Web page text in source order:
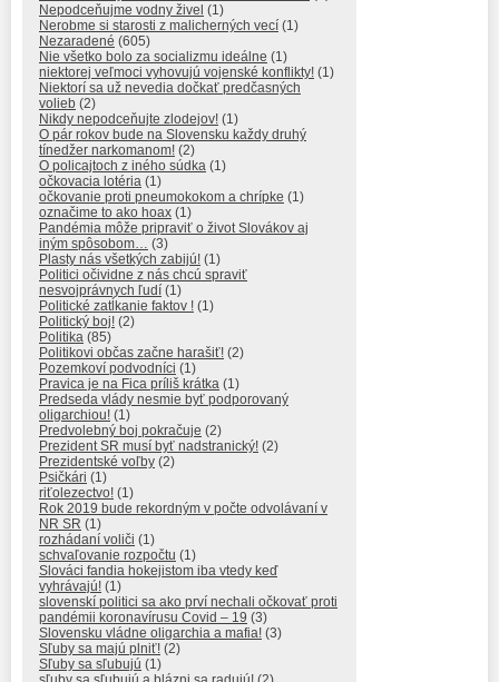
Nepodceňujme vodny živel (1)
Nerobme si starosti z malicherných vecí (1)
Nezaradené (605)
Nie všetko bolo za socializmu ideálne (1)
niektorej veľmoci vyhovujú vojenské konflikty! (1)
Niektorí sa už nevedia dočkať predčasných
volieb (2)
Nikdy nepodceňujte zlodejov! (1)
O pár rokov bude na Slovensku každy druhý
tínedžer narkomanom! (2)
O policajtoch z iného súdka (1)
očkovacia lotéria (1)
očkovanie proti pneumokokom a chrípke (1)
označime to ako hoax (1)
Pandémia môže pripraviť o život Slovákov aj
iným spôsobom…
(3)
Plasty nás všetkých zabijú! (1)
Politici očividne z nás chcú spraviť
nesvojprávnych ľudí (1)
Politické zatĺkanie faktov ! (1)
Politický boj! (2)
Politika (85)
Politikovi občas začne harašiť! (2)
Pozemkoví podvodníci (1)
Pravica je na Fica príliš krátka (1)
Predseda vlády nesmie byť podporovaný
oligarchiou! (1)
Predvolebný boj pokračuje (2)
Prezident SR musí byť nadstranický! (2)
Prezidentské voľby (2)
Psičkári (1)
riťolezectvo! (1)
Rok 2019 bude rekordným v počte odvolávaní v
NR SR (1)
rozhádaní voliči (1)
schvaľovanie rozpočtu (1)
Slováci fandia hokejistom iba vtedy keď
vyhrávajú! (1)
slovenskí politici sa ako prví nechali očkovať proti
pandémii koronavírusu Covid – 19 (3)
Slovensku vládne oligarchia a mafia! (3)
Sľuby sa majú plniť! (2)
Sľuby sa sľubujú (1)